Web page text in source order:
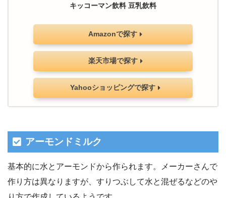
キッコーマン飲料 豆乳飲料
Amazonで探す
楽天市場で探す
Yahooショッピングで探す
アーモンドミルク
基本的に水とアーモンドから作られます。メーカーさんで
作り方は異なりますが、すりつぶして水と混ぜるなどのや